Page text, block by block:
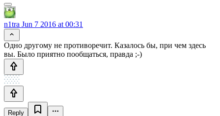
n1tra Jun 7 2016 at 00:31
Одно другому не противоречит. Казалось бы, при чем здесь
вы. Было приятно пообщаться, правда ;-)
Reply